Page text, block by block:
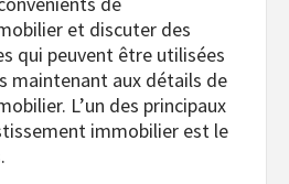
et discuter des
qui peuvent être utilisées
maintenant aux détails de
L’un des principaux
immobilier est le